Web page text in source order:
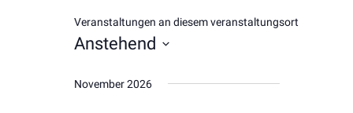
Veranstaltungen an diesem veranstaltungsort
Anstehend
wählen.
November 2026